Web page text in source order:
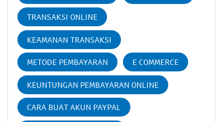
TRANSAKSI ONLINE
KEAMANAN TRANSAKSI
METODE PEMBAYARAN E COMMERCE
KEUNTUNGAN PEMBAYARAN ONLINE
CARA BUAT AKUN PAYPAL